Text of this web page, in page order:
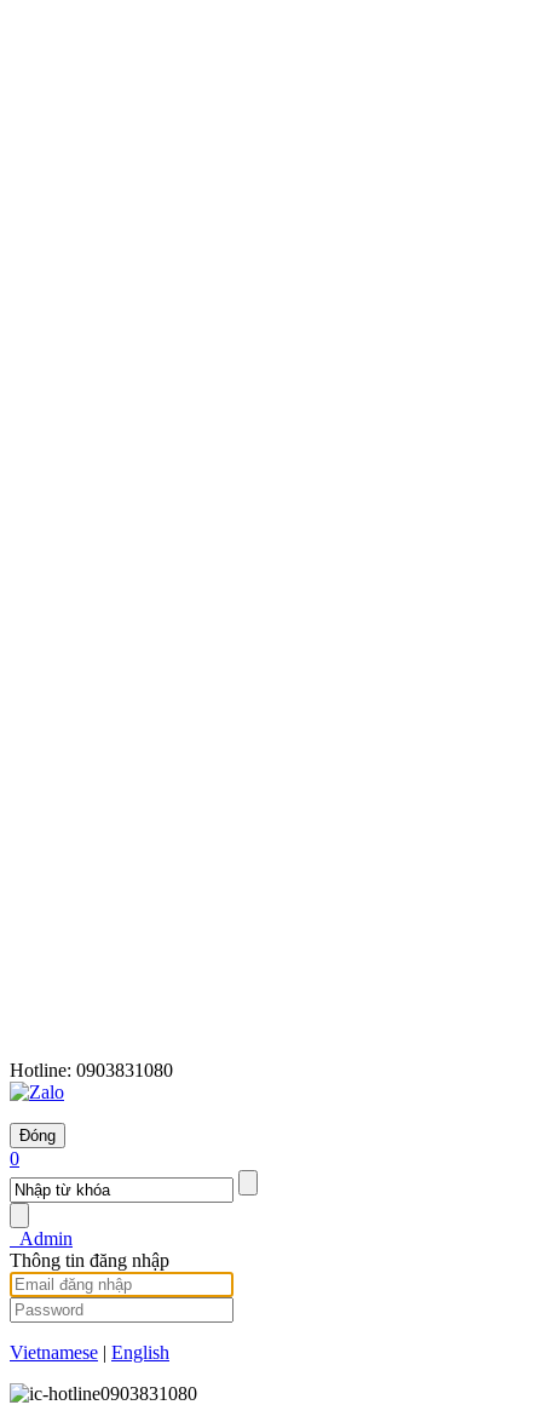
Hotline: 0903831080
Đóng
0
Admin
Thông tin đăng nhập
Vietnamese | English
0903831080